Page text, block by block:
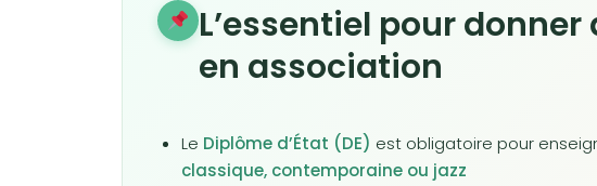
L’essentiel pour
en association
Le Diplôme d’État (DE) est obligatoire pour
classique, contemporaine ou jazz